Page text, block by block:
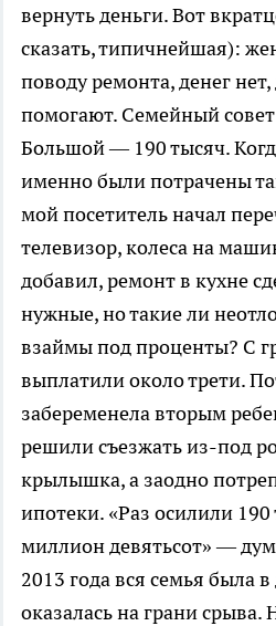
вернуть деньги. Вот
сказать, типичнейшая):
поводу ремонта, денег
помогают. Семейный
Большой — 190 тысяч.
именно были потрачены
мой посетитель начал
телевизор, колеса на
добавил, ремонт в кухне
нужные, но такие ли
взаймы под проценты? С
выплатили около трети.
забеременела вторым
решили съезжать из-под
крылышка, а заодно
ипотеки. «Раз осилили
миллион девятьсот» —
2013 года вся семья была
оказалась на грани срыва.